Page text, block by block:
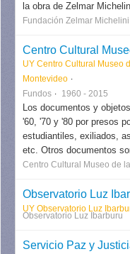
la obra de Zelmar
Fundación Zelmar Michelini
UY Centro Cultural Museo
Montevideo
Fundos
1960 - 2015
Los documentos y
'60, '70 y '80 por presos
estudiantiles, exiliados,
etc. Otros documentos
Centro Cultural Museo de
Observatorio Luz
UY Observatorio Luz
Observatorio Luz Ibarburu
Servicio Paz y